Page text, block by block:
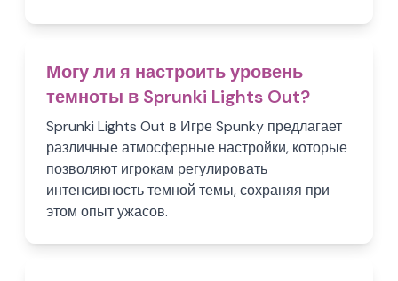
Могу ли я настроить уровень
темноты в Sprunki Lights Out?
Sprunki Lights Out в Игре Spunky предлагает
различные атмосферные настройки, которые
позволяют игрокам регулировать
интенсивность темной темы, сохраняя при
этом опыт ужасов.